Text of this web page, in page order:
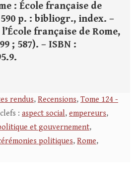
: École française de
590 p. : bibliogr., index. –
française de Rome,
; 587). – ISBN :
rendus, Recensions, Tome 124 -
: aspect social, empereurs,
et gouvernement,
politiques, Rome,